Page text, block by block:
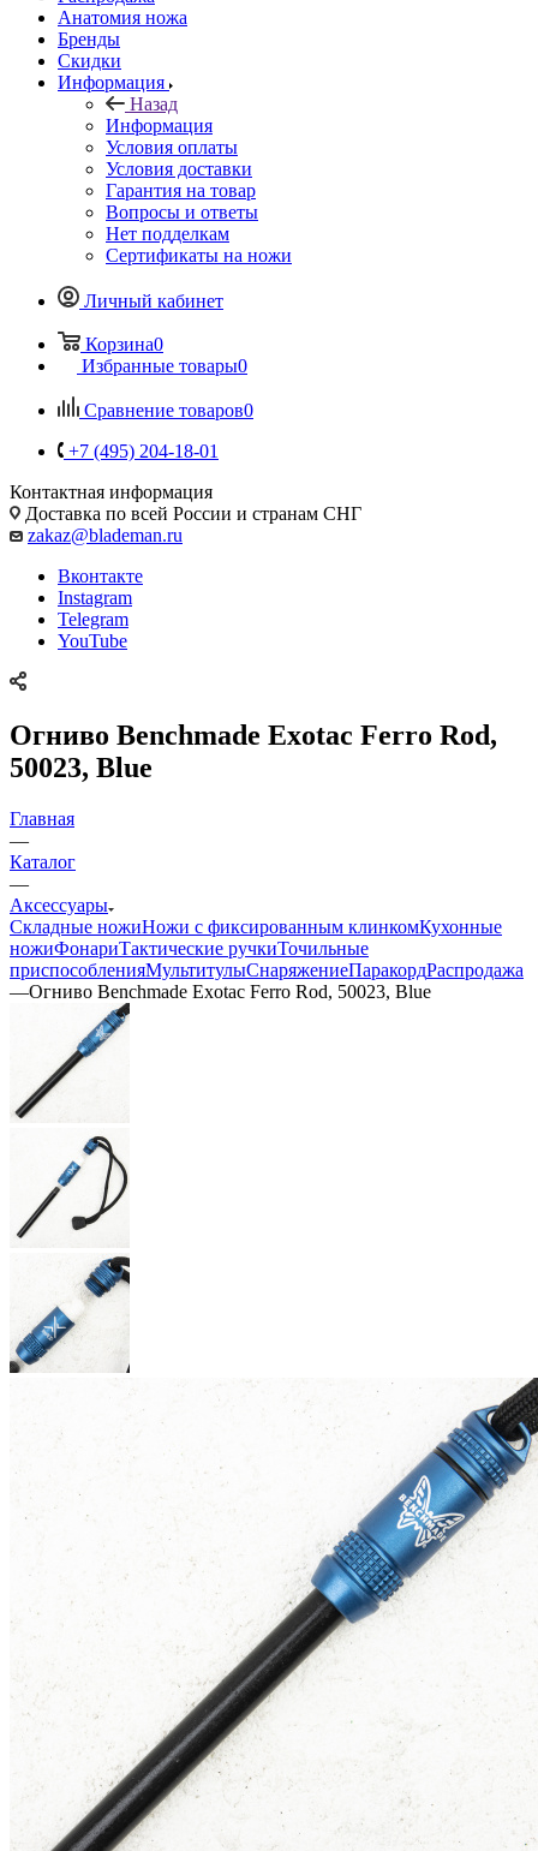
Анатомия ножа
Бренды
Скидки
Информация
Назад
Информация
Условия оплаты
Условия доставки
Гарантия на товар
Вопросы и ответы
Нет подделкам
Сертификаты на ножи
Личный кабинет
Корзина0
Избранные товары0
Сравнение товаров0
+7 (495) 204-18-01
Контактная информация
Доставка по всей России и странам СНГ
zakaz@blademan.ru
Вконтакте
Instagram
Telegram
YouTube
Огниво Benchmade Exotac Ferro Rod,
50023, Blue
Главная
—
Каталог
—
Аксессуары
Складные ножиНожи с фиксированным клинкомКухонные
ножиФонариТактические ручкиТочильные
приспособленияМультитулыСнаряжениеПаракордРаспродажа
—Огниво Benchmade Exotac Ferro Rod, 50023, Blue